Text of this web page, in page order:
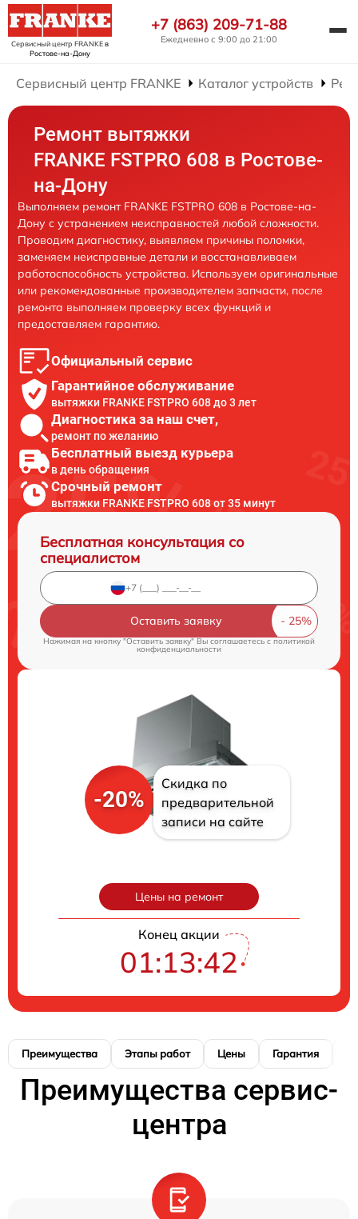
Сервисный центр FRANKEв
Ростове-на-Дону
+7 (863) 209-71-88
Ежедневно с 9:00 до 21:00
Сервисный центр FRANKE Каталог устройств
Ремонт вытяжки
FRANKE FSTPRO 608 в Ростове-
на-Дону
Выполняем ремонт FRANKE FSTPRO 608 в Ростове-на-
Дону с устранением неисправностей любой сложности.
Проводим диагностику, выявляем причины поломки,
заменяем неисправные детали и восстанавливаем
работоспособность устройства. Используем оригинальные
или рекомендованные производителем запчасти, после
ремонта выполняем проверку всех функций и
предоставляем гарантию.
Официальный сервис
Гарантийное обслуживание
вытяжки FRANKE FSTPRO 608 до 3 лет
Диагностика за наш счет,
ремонт по желанию
Бесплатный выезд курьера
в день обращения
Срочный ремонт
вытяжки FRANKE FSTPRO 608 от 35 минут
Бесплатная консультация со
специалистом
Оставить заявку
Нажимая на кнопку "Оставить заявку" Вы соглашаетесь cполитикой
конфиденциальности
-20%
Скидка по
предварительной
записи на сайте
Цены на ремонт
Конец акции
01:13:41
Преимущества Этапы работ Цены Гарантия
Преимущества сервис-
центра